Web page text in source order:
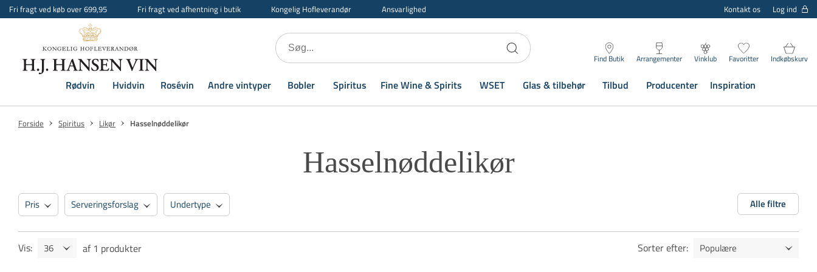
Fri fragt ved køb over 699,95 Fri fragt ved afhentning i butik Kongelig Hofleverandør Ansvarlighed Kontakt os Log ind
Find Butik Arrangementer Vinklub Favoritter Indkøbskurv
Rødvin Hvidvin Rosévin Andre vintyper Bobler Spiritus Fine Wine & Spirits WSET Glas & tilbehør Tilbud Producenter Inspiration
Forside Spiritus Likør Hasselnøddelikør
Hasselnøddelikør
Pris Serveringsforslag Undertype Alle filtre
Vis: af 1 produkter Sorter efter: